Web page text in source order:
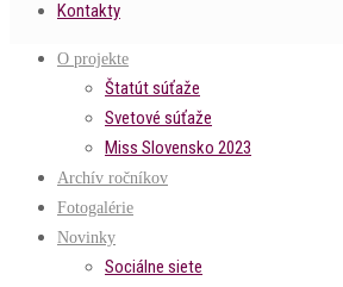
Kontakty
O projekte
Štatút súťaže
Svetové súťaže
Miss Slovensko 2023
Archív ročníkov
Fotogalérie
Novinky
Sociálne siete